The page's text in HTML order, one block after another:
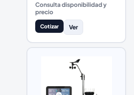
Consulta disponibilidad y
precio
Cotizar Ver